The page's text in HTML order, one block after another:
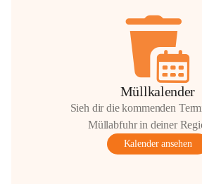
Müllkalender
Sieh dir die kommenden
Müllabfuhr in deiner
Kalender ansehen